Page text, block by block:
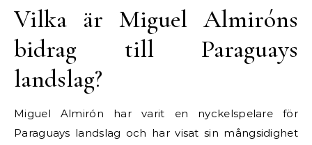
Vilka är Miguel Almiróns
bidrag till Paraguays
landslag?
Miguel Almirón har varit en nyckelspelare för
Paraguays landslag och har visat sin mångsidighet